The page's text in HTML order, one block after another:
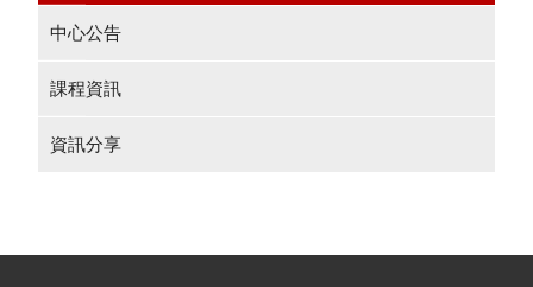
中心公告
課程資訊
資訊分享